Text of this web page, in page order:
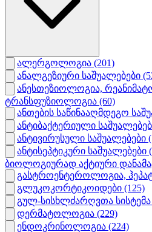
ალერგოლოგია (201)
ანალგეზიური საშუალებები
ანესთეზიოლოგია,
ტრანსფუზიოლოგია (60)
ანთების საწინააღმდეგო
ანტიბაქტერიული
ანტივირუსული საშუალებები
ანტისეპტიკური საშუალებები
ბიოლოგიურად აქტიური
გასტროენტეროლოგია,
გლუკოკორტიკოიდები (125)
გულ-სისხლძარღვთა სისტემა
დერმატოლოგია (229)
ენდოკრინოლოგია (224)